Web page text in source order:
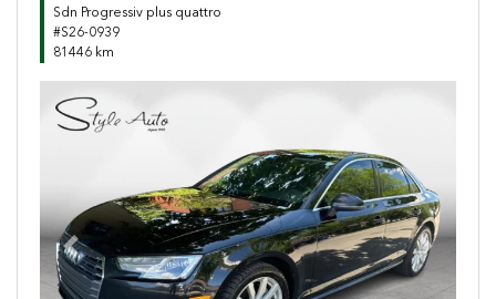
Sdn Progressiv plus quattro
#S26-0939
81446 km
Previous Next